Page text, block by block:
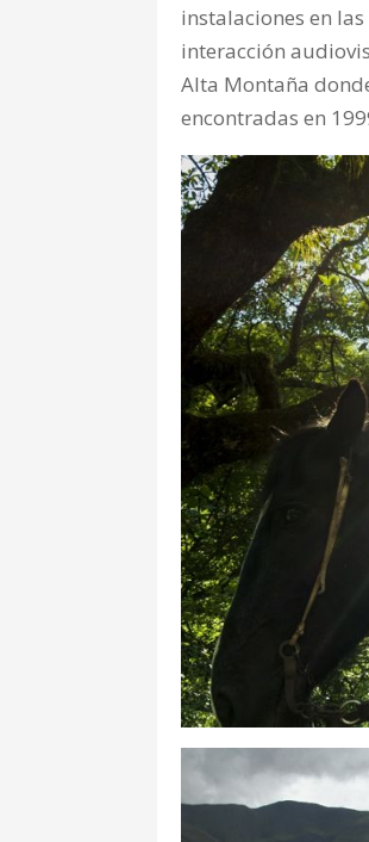
instalaciones en
interacción
Alta Montaña
encontradas en